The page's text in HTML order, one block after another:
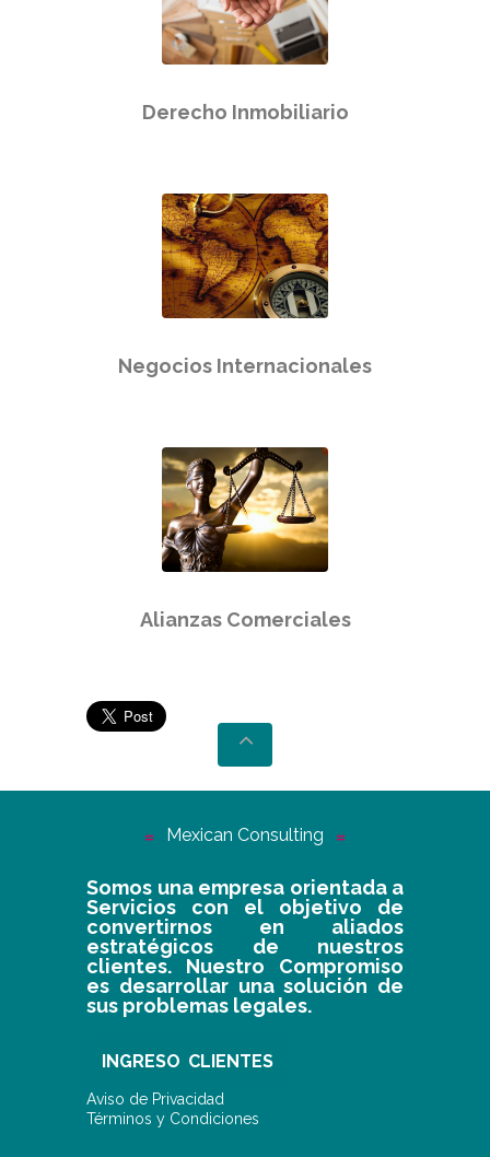
Derecho Inmobiliario
Negocios Internacionales
Alianzas Comerciales
Mexican Consulting
Somos una empresa orientada a
Servicios con el objetivo de
convertirnos en aliados
estratégicos de nuestros
clientes. Nuestro Compromiso
es desarrollar una solución de
sus problemas legales.
INGRESO CLIENTES
Aviso de Privacidad
Términos y Condiciones